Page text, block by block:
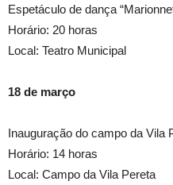
Espetáculo de dança
Horário: 20 horas
Local: Teatro Municipal
18 de março
Inauguração do campo da Vila
Horário: 14 horas
Local: Campo da Vila Pereta